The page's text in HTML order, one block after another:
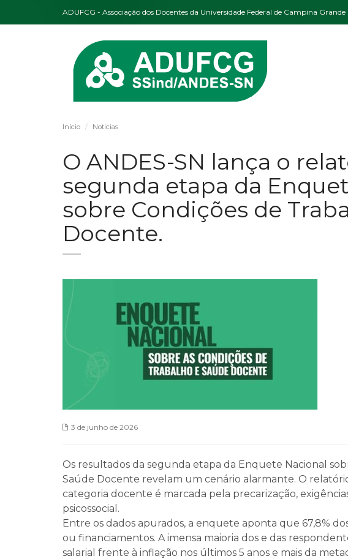
ADUFCG - Associação dos Docentes da Universidade Federal de Campina Grande
Início Noticias
O ANDES-SN lança o
segunda etapa da
sobre Condições de
Docente.
3 de junho de 2026
Os resultados da segunda etapa da Enquete Nacional
Saúde Docente revelam um cenário alarmante. O
categoria docente é marcada pela precarização,
psicossocial.
Entre os dados apurados, a enquete aponta que 67,8%
ou financiamentos. A imensa maioria dos e das
salarial frente à inflação nos últimos 5 anos e mais da